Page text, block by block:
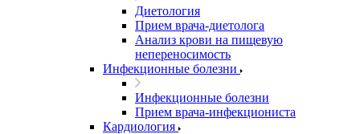
Диетология
Прием врача-диетолога
Анализ крови на пищевую
непереносимость
Инфекционные болезни
Инфекционные болезни
Прием врача-инфекциониста
Кардиология